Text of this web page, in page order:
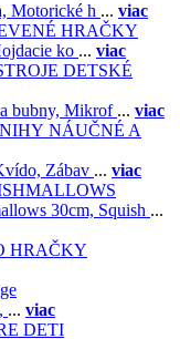
Motorické h ... viac
HRAČKY
ko ... viac
DETSKÉ
bubny, Mikrof ... viac
NÁUČNÉ A
Zábav ... viac
30cm, Squish ...
HRAČKY
... viac